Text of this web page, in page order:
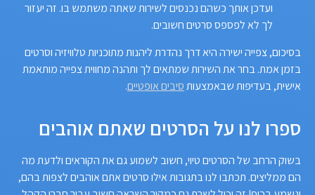
ועדכן אותך כשהם נכנסים לשירות שאתה משתמש בו. זה יעזור
לך לא לפספס סרטים חשובים.
בסיכום, צפייה ישירה היא דרך נהדרת ליהנות מתוכניות טלוויזיה וסרטים
בזמן אמת. בחר את השירות שמתאים לך ותהנה מחווית צפייה מותאמת
אישית, בעדיפות שבאמצעותסיבים אופטיים.
ספרו לנו על הסרטים שאתם אוהבים
בשוק הרחב של הסרטים טיוי, חשוב לשמוע גם את הקוראים ולדעת מה
הם ממליצים. תכתבו לנו בתגובות אילו סרטים אתם אוהבים לצפות בהם,